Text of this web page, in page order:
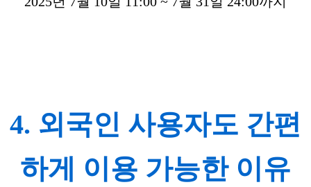
4. 외국인 사용자도 간편
하게 이용 가능한 이유